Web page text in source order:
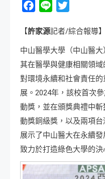
Facebook
Line
【許家源記者/綜合報導】
中山醫學大學（中山醫
其在醫學與健康相關領
對環境永續和社會責任
展。2024年，該校首次
動獎，並在頒獎典禮中
動獎銅級獎，以及兩項
展示了中山醫大在永續
致力於打造綠色大學的決